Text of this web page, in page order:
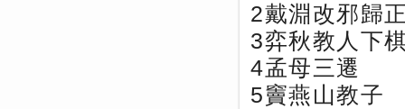
2戴淵改邪歸
3弈秋教人下
4孟母三遷
5竇燕山教子